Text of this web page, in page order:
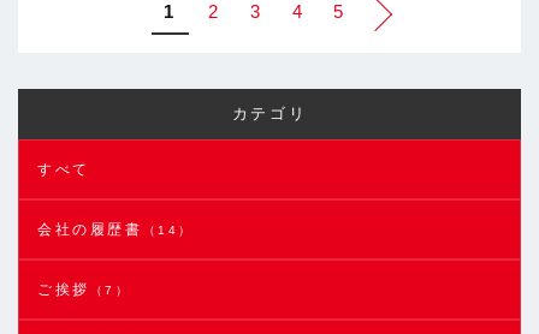
1 2 3 4 5
カテゴリ
すべて
会社の履歴書 （14）
ご挨拶 （7）